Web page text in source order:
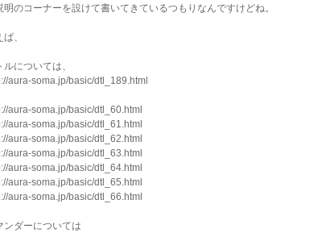
明のコーナーを設けて書いてきているつもりなんですけどね。
、
ルについては、
aura-soma.jp/basic/dtl_189.html
aura-soma.jp/basic/dtl_60.html
aura-soma.jp/basic/dtl_61.html
aura-soma.jp/basic/dtl_62.html
aura-soma.jp/basic/dtl_63.html
aura-soma.jp/basic/dtl_64.html
aura-soma.jp/basic/dtl_65.html
aura-soma.jp/basic/dtl_66.html
ンダーについては